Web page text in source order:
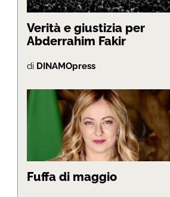
Verità e giustizia per
Abderrahim Fakir
di DINAMOpress
Fuffa di maggio